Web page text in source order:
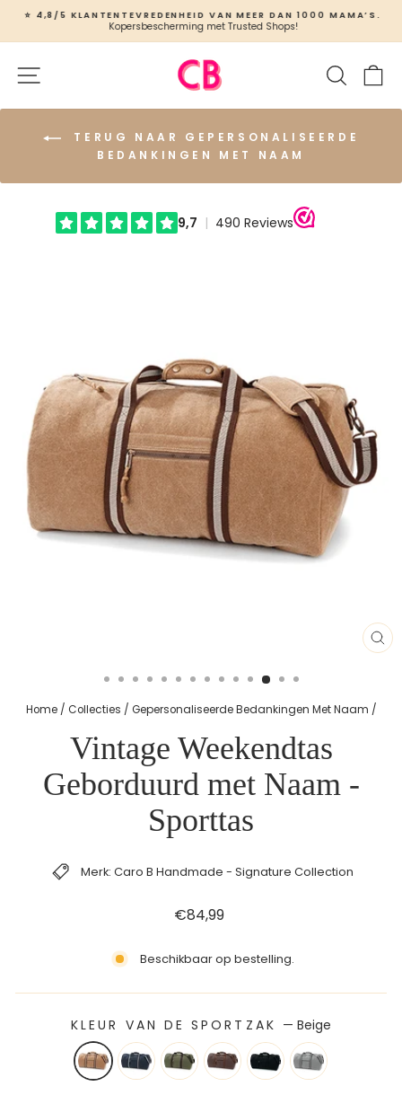
naar
inhoud
Slideshow
⭐ 4,8/5 KLANTENTEVREDENHEID VAN MEER DAN 1000 MAMA’S.
Kopersbescherming met Trusted Shops!
Zoeken
TERUG NAAR GEPERSONALISEERDE
BEDANKINGEN MET NAAM
Home / Collecties / Gepersonaliseerde Bedankingen Met Naam /
Vintage Weekendtas
Geborduurd met Naam -
Sporttas
Merk: Caro B Handmade - Signature Collection
Reguliere
€84,99
Beschikbaar op bestelling.
KLEUR VAN DE SPORTZAK — Beige